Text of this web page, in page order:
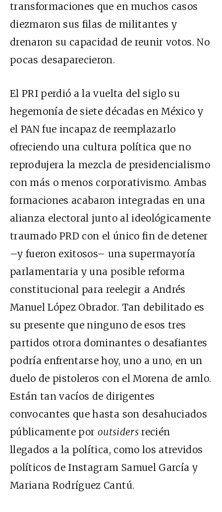
transformaciones que en muchos casos
diezmaron sus filas de militantes y
drenaron su capacidad de reunir votos. No
pocas desaparecieron.
El PRI perdió a la vuelta del siglo su
hegemonía de siete décadas en México y
el PAN fue incapaz de reemplazarlo
ofreciendo una cultura política que no
reprodujera la mezcla de presidencialismo
con más o menos corporativismo. Ambas
formaciones acabaron integradas en una
alianza electoral junto al ideológicamente
traumado PRD con el único fin de detener
–y fueron exitosos– una supermayoría
parlamentaria y una posible reforma
constitucional para reelegir a Andrés
Manuel López Obrador. Tan debilitado es
su presente que ninguno de esos tres
partidos otrora dominantes o desafiantes
podría enfrentarse hoy, uno a uno, en un
duelo de pistoleros con el Morena de amlo.
Están tan vacíos de dirigentes
convocantes que hasta son desahuciados
públicamente por outsidersrecién
llegados a la política, como los atrevidos
políticos de Instagram Samuel García y
Mariana Rodríguez Cantú.